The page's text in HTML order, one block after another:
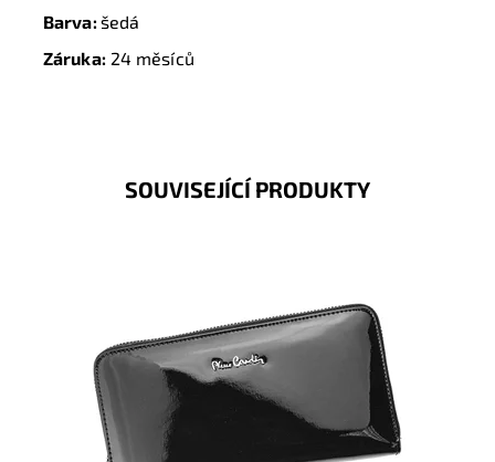
Barva:šedá
Záruka:24 měsíců
SOUVISEJÍCÍ PRODUKTY
Velmi luxusní kožená peněženka známé značky Pierre
Cardin v černé barvě s koženým páskem, který...
Dostupnost:
Skladem
8878
Značka:
Pierre Cardin
Záruka:
2 roky